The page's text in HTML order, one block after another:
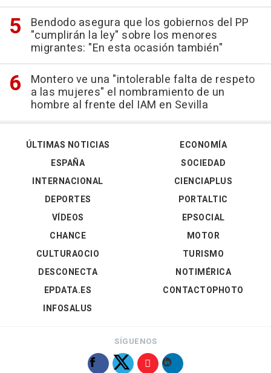
Bendodo asegura que los gobiernos del PP
"cumplirán la ley" sobre los menores
migrantes: "En esta ocasión también"
Montero ve una "intolerable falta de respeto
a las mujeres" el nombramiento de un
hombre al frente del IAM en Sevilla
ÚLTIMAS NOTICIAS
ESPAÑA
INTERNACIONAL
DEPORTES
VÍDEOS
ECONOMÍA
SOCIEDAD
CIENCIAPLUS
PORTALTIC
EPSOCIAL
CHANCE
CULTURAOCIO
DESCONECTA
EPDATA.ES
INFOSALUS
MOTOR
TURISMO
NOTIMÉRICA
CONTACTOPHOTO
SÍGUENOS